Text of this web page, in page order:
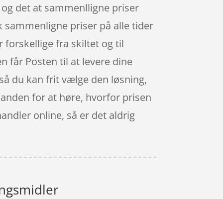
det at sammenlligne priser
sammenligne priser på alle tider
forskellige fra skiltet og til
får Posten til at levere dine
du kan frit vælge den løsning,
for at høre, hvorfor prisen
online, så er det aldrig